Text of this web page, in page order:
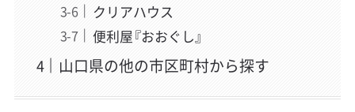
クリアハウス
便利屋『おおぐし』
山口県の他の市区町村から探す